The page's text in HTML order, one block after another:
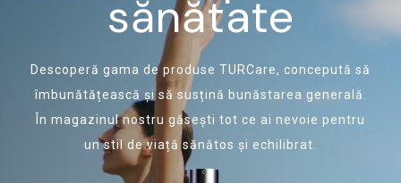
sănătate
Descoperă gama de produse TURCare, concepută să
îmbunătățească și să susțină bunăstarea generală.
În magazinul nostru găsești tot ce ai nevoie pentru
un stil de viață sănătos și echilibrat.